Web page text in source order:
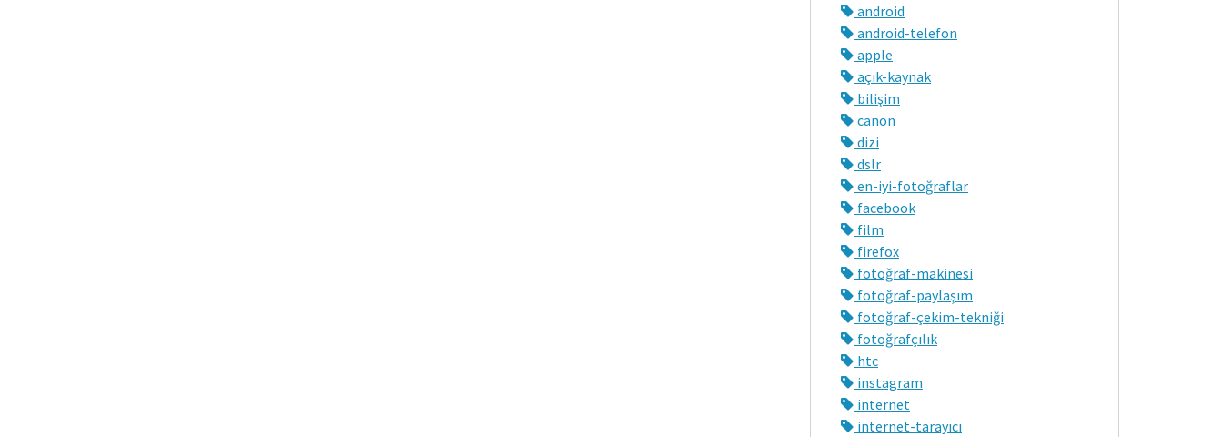
android
android-telefon
apple
açık-kaynak
bilişim
canon
dizi
dslr
en-iyi-fotoğraflar
facebook
film
firefox
fotoğraf-makinesi
fotoğraf-paylaşım
fotoğraf-çekim-tekniği
fotoğrafçılık
htc
instagram
internet
internet-tarayıcı